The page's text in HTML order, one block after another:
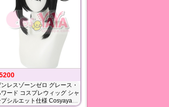
レスゾーンゼロ グレース・
ード コスプレウィッグ シャ
プシルエット仕様 Cosyaya通